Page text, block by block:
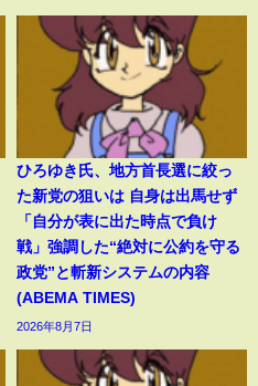
ひろゆき氏、地方首長選に絞っ
た新党の狙いは 自身は出馬せず
「自分が表に出た時点で負け
戦」強調した“絶対に公約を守る
政党”と斬新システムの内容
(ABEMA TIMES)
2026年8月7日